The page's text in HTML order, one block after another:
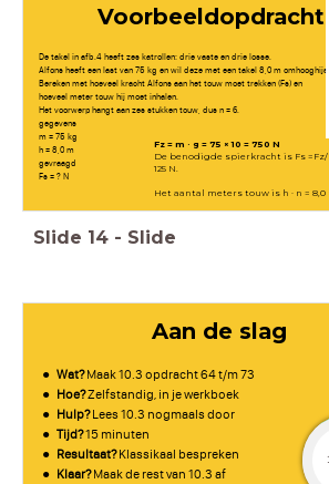
Voorbeeldopdracht 1
De takel in afb.4 heeft zes katrollen: drie vaste en drie losse.
Alfons heeft een last van 75 kg en wil deze met een takel 8,0 m
Bereken met hoeveel kracht Alfons aan het touw moet trekken (Fs) en
hoeveel meter touw hij moet inhalen.
Het voorwerp hangt aan zes stukken touw, dus n = 6.
gegevens
m = 75 kg
h = 8,0 m
gevraagd
Fs = ? N
Fz = m · g = 75 × 10 = 750 N
De benodigde spierkracht is Fs =Fz/
125 N.
Het aantal meters touw is h · n = 8,0
Slide 14 - Slide
Aan de slag
Wat?Maak 10.3 opdracht 64 t/m 73
Hoe?Zelfstandig, in je werkboek
Hulp?Lees 10.3 nogmaals door
Tijd?15 minuten
Resultaat?Klassikaal bespreken
Klaar?Maak de rest van 10.3 af